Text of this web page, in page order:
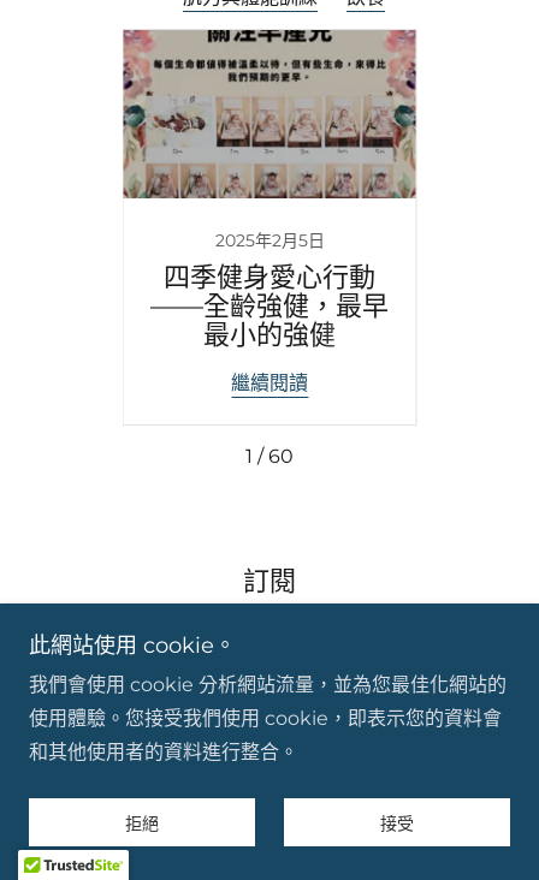
2025年2月5日
四季健身愛心行動
——全齡強健，最早
最小的強健
繼續閱讀
1 / 60
訂閱
電子郵件
註冊
此網站使用 cookie。
我們會使用 cookie 分析網站流量，並為您最佳化網站的
使用體驗。您接受我們使用 cookie，即表示您的資料會
和其他使用者的資料進行整合。
拒絕 接受